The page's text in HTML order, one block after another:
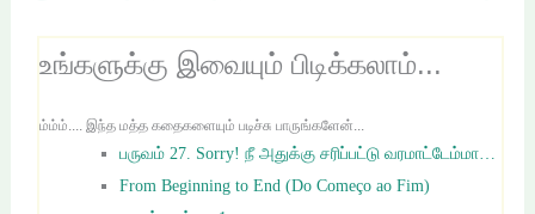
உங்களுக்கு இவையும் பிடிக்கலாம்...
ம்ம்ம்.... இந்த மத்த கதைகளையும் படிச்சு பாருங்களேன்...
பருவம் 27. Sorry! நீ அதுக்கு சரிப்பட்டு வரமாட்டேம்மா…
From Beginning to End (Do Começo ao Fim)